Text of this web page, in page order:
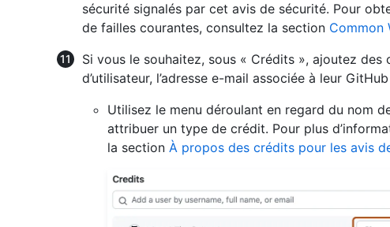
sécurité signalés par cet avis de sécurité. Pour
de failles courantes, consultez la section Common
Si vous le souhaitez, sous « Crédits », ajoutez
d’utilisateur, l’adresse e-mail associée à leur
Utilisez le menu déroulant en regard du nom
attribuer un type de crédit. Pour plus
la section À propos des crédits pour les avis